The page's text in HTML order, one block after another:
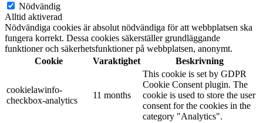
Nödvändig
Alltid aktiverad
Nödvändiga cookies är absolut nödvändiga för att webbplatsen ska
fungera korrekt. Dessa cookies säkerställer grundläggande
funktioner och säkerhetsfunktioner på webbplatsen, anonymt.
Cookie
Varaktighet Beskrivning
cookielawinfo-
checkbox-analytics
11 months
This cookie is set by GDPR
Cookie Consent plugin. The
cookie is used to store the user
consent for the cookies in the
category "Analytics".